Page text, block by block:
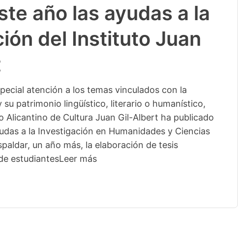
año las ayudas a la
del Instituto Juan
atención a los temas vinculados con la
su patrimonio lingüístico, literario o humanístico,
Alicantino de Cultura Juan Gil-Albert ha publicado
a la Investigación en Humanidades y Ciencias
un año más, la elaboración de tesis
estudiantesLeer más